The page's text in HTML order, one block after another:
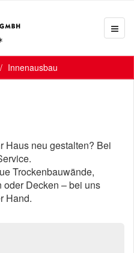
Innenausbau
Haus neu gestalten? Bei
Trockenbauwände,
Decken – bei uns
Hand.